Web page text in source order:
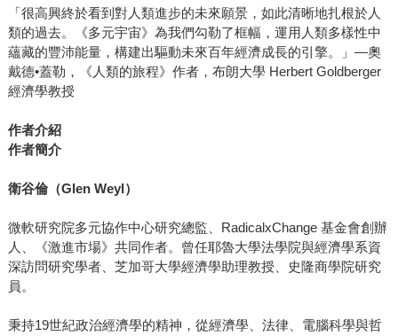
「很高興終於看到對人類進步的未來願景，如此清晰地扎根於人
類的過去。《多元宇宙》為我們勾勒了框幅，運用人類多樣性中
蘊藏的豐沛能量，構建出驅動未來百年經濟成長的引擎。」—奧
戴德•蓋勒，《人類的旅程》作者，布朗大學 Herbert Goldberger
經濟學教授
作者介紹
作者簡介
衛谷倫（Glen Weyl）
微軟研究院多元協作中心研究總監、RadicalxChange 基金會創辦
人、《激進市場》共同作者。曾任耶魯大學法學院與經濟學系資
深訪問研究學者、芝加哥大學經濟學助理教授、史隆商學院研究
員。
秉持19世紀政治經濟學的精神，從經濟學、法律、電腦科學與哲